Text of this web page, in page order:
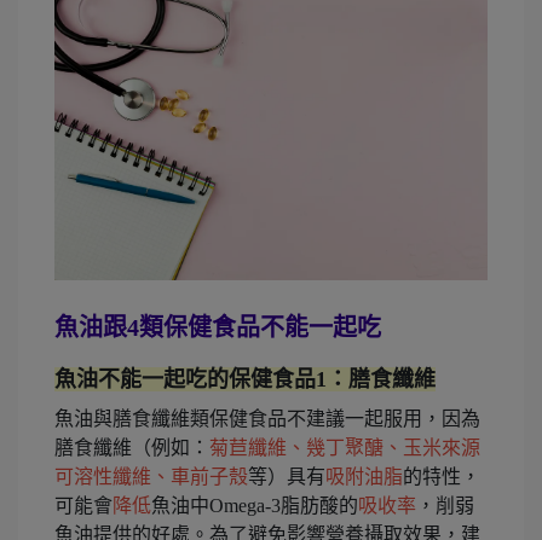
魚油跟4類保健食品不能一起吃
魚油不能一起吃的保健食品1：膳食纖維
魚油與膳食纖維類保健食品不建議一起服用，因為
膳食纖維（例如： 菊苣纖維、幾丁聚醣、玉米來源
可溶性纖維、車前子殼等）具有吸附油脂的特性，
可能會降低魚油中Omega-3脂肪酸的吸收率 ，削弱
魚油提供的好處。為了避免影響營養攝取效果，建